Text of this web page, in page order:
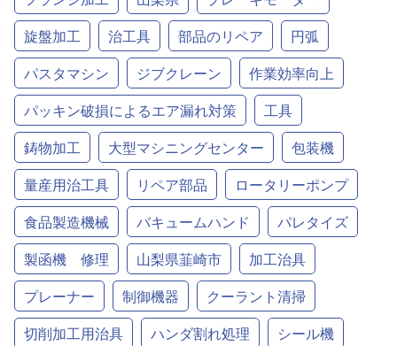
旋盤加工
治工具 部品のリペア
円弧
パスタマシン
ジブクレーン
作業効率向上
パッキン破損によるエア漏れ対策
工具
鋳物加工
大型マシニングセンター
包装機
量産用治工具
リペア部品
ロータリーポンプ
食品製造機械
バキュームハンド
パレタイズ
製函機 修理
山梨県韮崎市
加工治具
プレーナー
制御機器
クーラント清掃
切削加工用治具
ハンダ割れ処理
シール機